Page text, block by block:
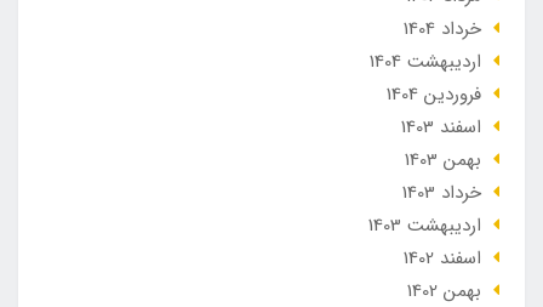
خرداد 1404
ارديبهشت 1404
فروردین 1404
اسفند 1403
بهمن 1403
خرداد 1403
ارديبهشت 1403
اسفند 1402
بهمن 1402